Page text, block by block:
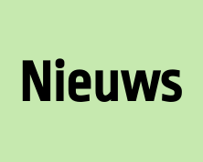
Nieuws